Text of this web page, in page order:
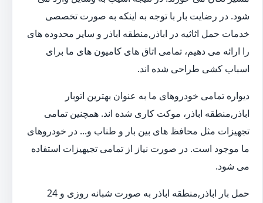
شود. در رضایت بار با توجه به اینکه به صورت تخصصی
خدمات حمل اثاثیه در اباذر,منطقه اباذر و سایر محدوده های
را ارائه می دهیم، تمامی اتاق های کامیون های ما برای
اسباب کشی طراحی شده اند.
دیواره تمامی خودروهای ما به عنوان بهترین اتوبار
اباذر,منطقه اباذر، موکت کاری شده اند. همچنین تمامی
تجهیزات مثل محافظ های بین بار و طناب و... در خودروهای
ما موجود است. در صورت نیاز از تمامی تجیهیزات استفاده
می شود.
حمل بار اباذر,منطقه اباذر به صورت شبانه روزی و 24